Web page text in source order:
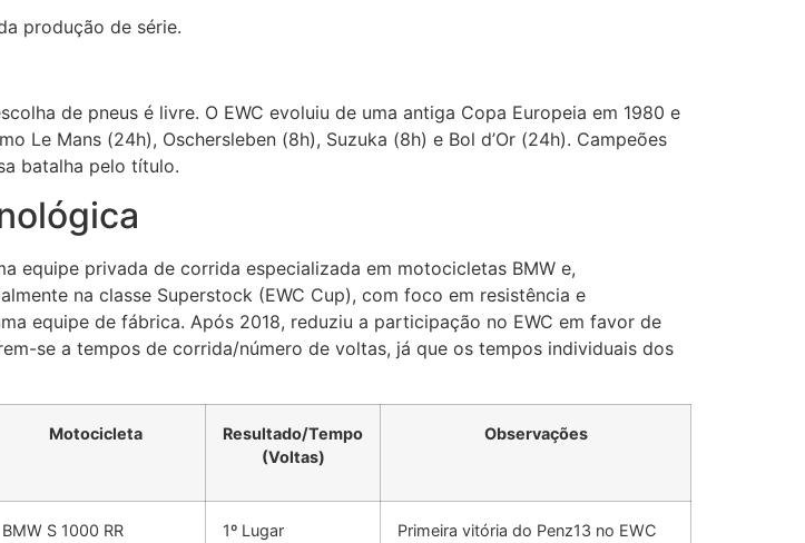
produção de série.
de pneus é livre. O EWC evoluiu de uma antiga Copa Europeia em 1980 e
Le Mans (24h), Oschersleben (8h), Suzuka (8h) e Bol d’Or (24h). Campeões
batalha pelo título.
equipe privada de corrida especializada em motocicletas BMW e,
na classe Superstock (EWC Cup), com foco em resistência e
equipe de fábrica. Após 2018, reduziu a participação no EWC em favor de
se a tempos de corrida/número de voltas, já que os tempos individuais dos
Motocicleta
Resultado/Tempo
(Voltas)
Observações
BMW S 1000 RR
1º Lugar
Primeira vitória do Penz13 no EWC